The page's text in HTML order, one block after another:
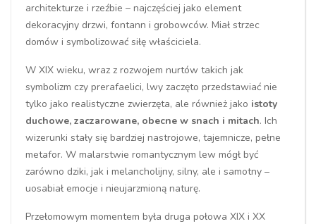
architekturze i rzeźbie – najczęściej jako element
dekoracyjny drzwi, fontann i grobowców. Miał strzec
domów i symbolizować siłę właściciela.
W XIX wieku, wraz z rozwojem nurtów takich jak
symbolizm czy prerafaelici, lwy zaczęto przedstawiać nie
tylko jako realistyczne zwierzęta, ale również jako istoty
duchowe, zaczarowane, obecne w snach i mitach. Ich
wizerunki stały się bardziej nastrojowe, tajemnicze, pełne
metafor. W malarstwie romantycznym lew mógł być
zarówno dziki, jak i melancholijny, silny, ale i samotny –
uosabiał emocje i nieujarzmioną naturę.
Przełomowym momentem była druga połowa XIX i XX